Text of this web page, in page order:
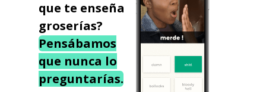
que te enseña
groserías?
Pensábamos
que nunca lo
preguntarías.